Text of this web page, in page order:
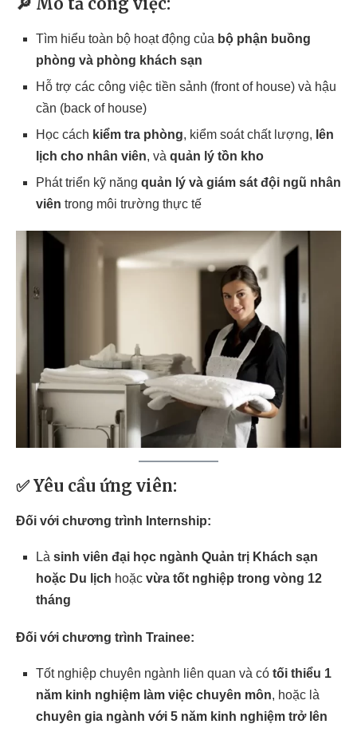
Tìm hiểu toàn bộ hoạt động của bộ phận buồng
phòng và phòng khách sạn
Hỗ trợ các công việc tiền sảnh (front of house) và hậu
cần (back of house)
Học cách kiểm tra phòng, kiểm soát chất lượng, lên
lịch cho nhân viên, và quản lý tồn kho
Phát triển kỹ năng quản lý và giám sát đội ngũ nhân
viên trong môi trường thực tế
✅ Yêu cầu ứng viên:
Đối với chương trình Internship:
Là sinh viên đại học ngành Quản trị Khách sạn
hoặc Du lịch hoặc vừa tốt nghiệp trong vòng 12
tháng
Đối với chương trình Trainee:
Tốt nghiệp chuyên ngành liên quan và có tối thiểu 1
năm kinh nghiệm làm việc chuyên môn, hoặc là
chuyên gia ngành với 5 năm kinh nghiệm trở lên